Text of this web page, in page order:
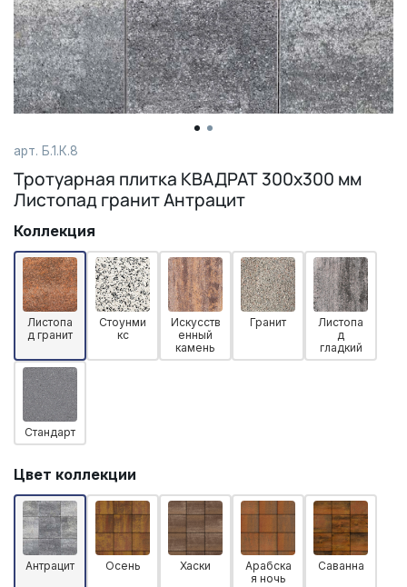
арт. Б.1.К.8
Тротуарная плитка КВАДРАТ 300х300 мм
Листопад гранит Антрацит
Коллекция
Листопа
д гранит
Стоунми
кс
Искусств
енный
камень
Гранит
Листопа
д
гладкий
Стандарт
Цвет коллекции
Антрацит Осень Хаски
Арабска
я ночь
Саванна